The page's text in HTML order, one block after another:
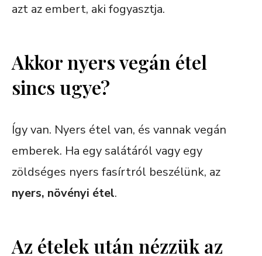
azt az embert, aki fogyasztja.
Akkor nyers vegán étel
sincs ugye?
Így van. Nyers étel van, és vannak vegán
emberek. Ha egy salátáról vagy egy
zöldséges nyers fasírtról beszélünk, az
nyers, növényi étel.
Az ételek után nézzük az